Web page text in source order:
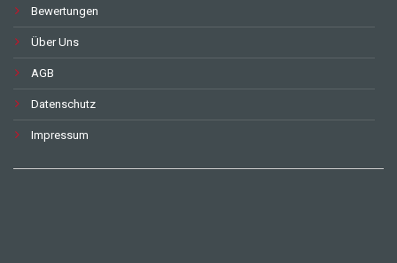
Bewertungen
Über Uns
AGB
Datenschutz
Impressum